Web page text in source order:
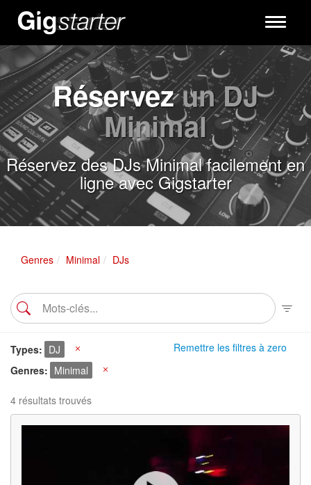
Toggle
Réservezun DJ
Minimal
Réservez des DJs Minimal facilement en
ligne avec Gigstarter
Genres Minimal DJs
Remettre les filtres à zero
Types DJ
Genres
Minimal
4 résultats trouvés